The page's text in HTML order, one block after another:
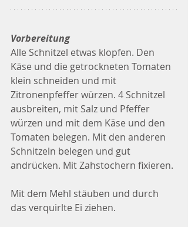
Vorbereitung
Alle Schnitzel etwas klopfen. Den
Käse und die getrockneten Tomaten
klein schneiden und mit
Zitronenpfeffer würzen. 4 Schnitzel
ausbreiten, mit Salz und Pfeffer
würzen und mit dem Käse und den
Tomaten belegen. Mit den anderen
Schnitzeln belegen und gut
andrücken. Mit Zahstochern fixieren.
Mit dem Mehl stäuben und durch
das verquirlte Ei ziehen.